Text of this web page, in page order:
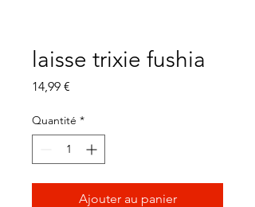
laisse trixie fushia
14,99 €
Quantité *
Ajouter au panier